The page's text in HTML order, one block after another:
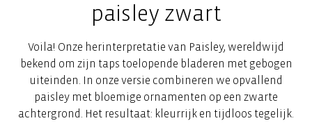
paisley zwart
Voila! Onze herinterpretatie van Paisley, wereldwijd
bekend om zijn taps toelopende bladeren met gebogen
uiteinden. In onze versie combineren we opvallend
paisley met bloemige ornamenten op een zwarte
achtergrond. Het resultaat: kleurrijk en tijdloos tegelijk.